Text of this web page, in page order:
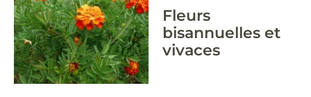
Fleurs
bisannuelles et
vivaces